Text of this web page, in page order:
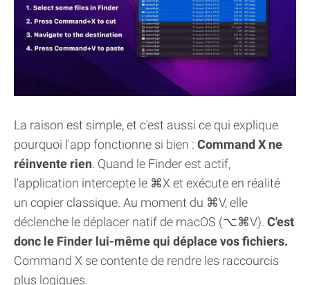
La raison est simple, et c'est aussi ce qui explique
pourquoi l'app fonctionne si bien : Command X ne
réinvente rien. Quand le Finder est actif,
l'application intercepte le ⌘X et exécute en réalité
un copier classique. Au moment du ⌘V, elle
déclenche le déplacer natif de macOS (⌥⌘V). C'est
donc le Finder lui-même qui déplace vos fichiers.
Command X se contente de rendre les raccourcis
plus logiques.